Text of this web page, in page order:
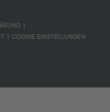
|
| COOKIE-EINSTELLUNGEN